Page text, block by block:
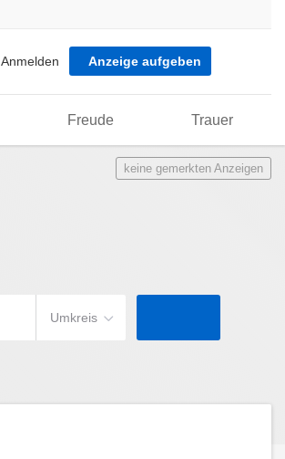
Anmelden Anzeige aufgeben
Freude Trauer
keine gemerkten Anzeigen
Umkreis